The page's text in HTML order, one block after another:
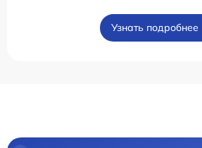
Узнать подробнее